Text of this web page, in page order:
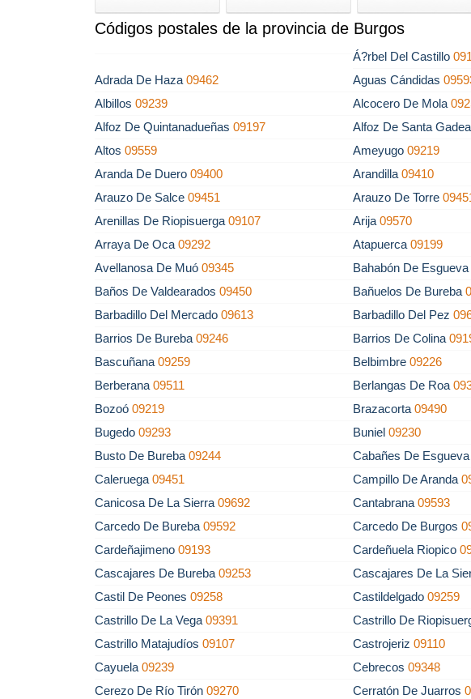
Códigos postales de la provincia de Burgos
Á?rbel Del Castillo
Adrada De Haza 09462 Aguas Cándidas
Albillos 09239 Alcocero De Mola
Alfoz De Quintanadueñas 09197 Alfoz De Santa
Altos 09559 Ameyugo09219
Aranda De Duero 09400 Arandilla09410
Arauzo De Salce 09451 Arauzo De Torre
Arenillas De Riopisuerga 09107 Arija09570
Arraya De Oca 09292 Atapuerca09199
Avellanosa De Muó 09345 Bahabón De
Baños De Valdearados 09450 Bañuelos De Bureba
Barbadillo Del Mercado 09613 Barbadillo Del Pez
Barrios De Bureba 09246 Barrios De Colina
Bascuñana 09259 Belbimbre09226
Berberana 09511 Berlangas De Roa
Bozoó 09219 Brazacorta09490
Bugedo 09293 Buniel09230
Busto De Bureba 09244 Cabañes De
Caleruega 09451 Campillo De Aranda
Canicosa De La Sierra 09692 Cantabrana09593
Carcedo De Bureba 09592 Carcedo De Burgos
Cardeñajimeno 09193 Cardeñuela Riopico
Cascajares De Bureba 09253 Cascajares De La
Castil De Peones 09258 Castildelgado09259
Castrillo De La Vega 09391 Castrillo De
Castrillo Matajudíos 09107 Castrojeriz09110
Cayuela 09239 Cebrecos09348
Cerezo De Río Tirón 09270 Cerratón De Juarros